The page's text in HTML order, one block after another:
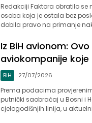
Redakciji Faktora obratilo
osoba koja je ostala bez
dobila pravo na primanje
Iz BiH avionom:
aviokompanije koje
BiH 27/07/2026
Prema podacima
putnički saobraćaj u Bosni i
cjelogodišnjih linija, u